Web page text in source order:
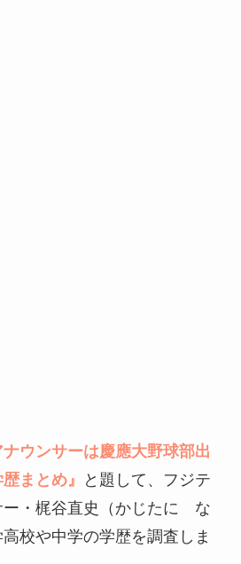
ナウンサーは慶應大野球部出
まとめ』
と題して、フジテ
ー・梶谷直史（かじたに な
校や中学の学歴を調査しま